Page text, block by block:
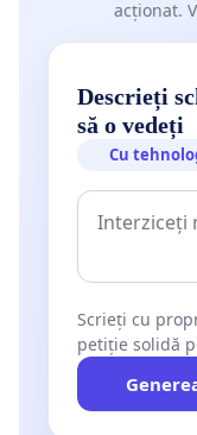
acționat.
Descrieți
să o vedeți
Cu
Scrieți cu
petiție solidă